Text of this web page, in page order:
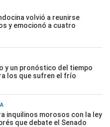
volvió a reunirse
y emocionó a cuatro
y un pronóstico del tiempo
los que sufren el frío
inquilinos morosos con la ley
que debate el Senado